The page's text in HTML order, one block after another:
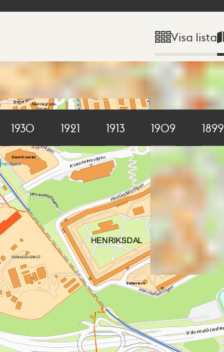
Visa lista
1930 1921 1913 1909 1899